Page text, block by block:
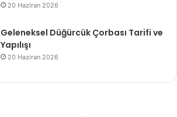
20 Haziran 2026
Geleneksel Düğürcük Çorbası Tarifi ve
Yapılışı
20 Haziran 2026